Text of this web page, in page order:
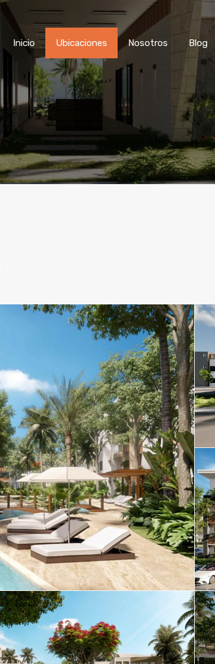
Inicio Ubicaciones Nosotros Blog